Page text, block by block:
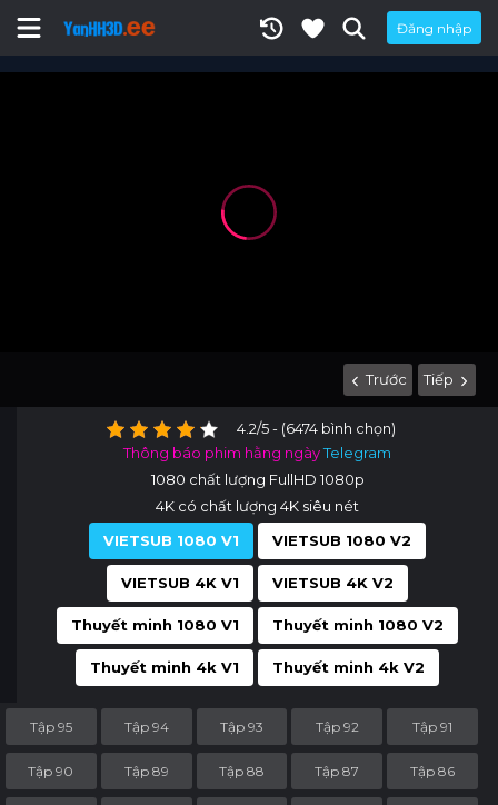
Đăng nhập
Trước Tiếp
4.2/5 - (6474 bình chọn)
Thông báo phim hằng ngàyTelegram
1080 chất lượng FullHD 1080p
4K có chất lượng 4K siêu nét
VIETSUB 1080 V1
VIETSUB 1080 V2
VIETSUB 4K V1 VIETSUB 4K V2
Thuyết minh 1080 V1 Thuyết minh 1080 V2
Thuyết minh 4k V1 Thuyết minh 4k V2
Tập 95 Tập 94 Tập 93 Tập 92 Tập 91
Tập 90 Tập 89 Tập 88 Tập 87 Tập 86